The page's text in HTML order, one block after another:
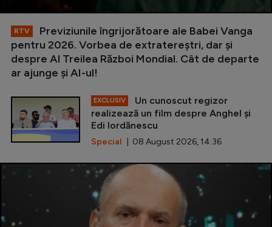
RTV
Previziunile îngrijorătoare ale Babei Vanga
pentru 2026. Vorbea de extratereștri, dar și
despre Al Treilea Război Mondial. Cât de departe
ar ajunge și AI-ul!
EXCLUSIV
Un cunoscut regizor
realizează un film despre Anghel și
Edi Iordănescu
Special | 08 August 2026, 14:36